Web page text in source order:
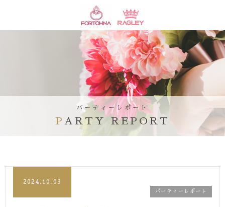
パーティーレポート
PARTY REPORT
2024.10.03
パーティーレポート